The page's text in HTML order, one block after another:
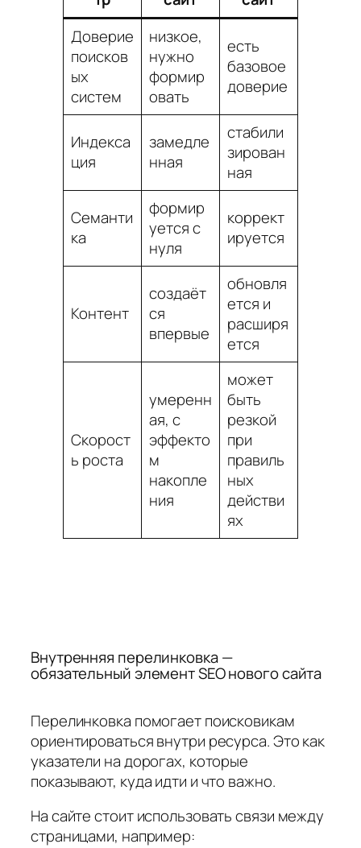
Доверие
поисков
ых
систем
низкое,
нужно
формир
овать
есть
базовое
доверие
Индекса
ция
замедле
нная
стабили
зирован
ная
Семанти
ка
формир
уется с
нуля
коррект
ируется
Контент
создаёт
ся
впервые
обновля
ется и
расширя
ется
Скорост
ь роста
умеренн
ая, с
эффекто
м
накопле
ния
может
быть
резкой
при
правиль
ных
действи
ях
Внутренняя перелинковка —
обязательный элемент SEO нового сайта
Перелинковка помогает поисковикам
ориентироваться внутри ресурса. Это как
указатели на дорогах, которые
показывают, куда идти и что важно.
На сайте стоит использовать связи между
страницами, например: